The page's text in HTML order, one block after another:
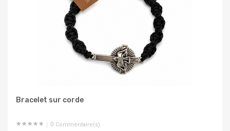
Bracelet sur corde
0 Commentaire(s)